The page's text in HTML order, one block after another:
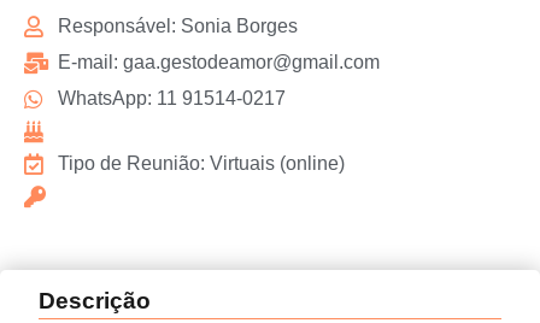
Responsável: Sonia Borges
E-mail: gaa.gestodeamor@gmail.com
WhatsApp: 11 91514-0217
Tipo de Reunião: Virtuais (online)
Descrição